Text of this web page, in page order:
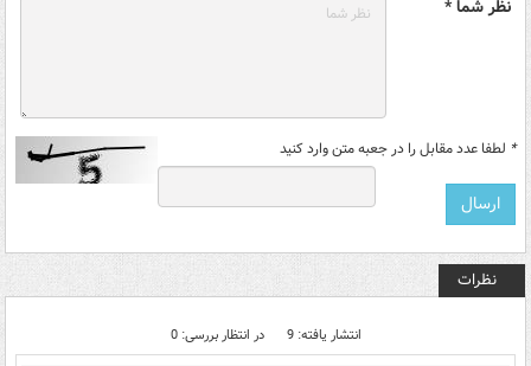
نظر شما *
* لطفا عدد مقابل را در جعبه متن وارد کنید
نظرات
انتشار یافته: 9 در انتظار بررسی: 0